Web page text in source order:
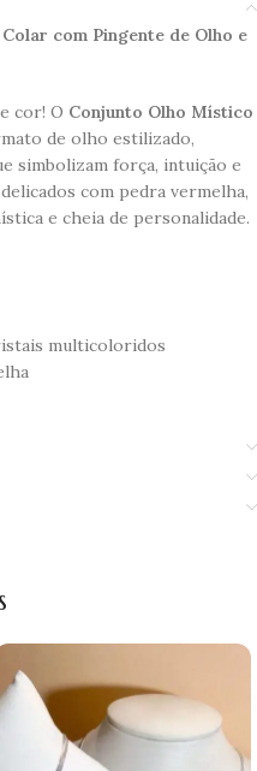
com Pingente de Olho e
cor! O Conjunto Olho Místico
de olho estilizado,
simbolizam força, intuição e
com pedra vermelha,
e cheia de personalidade.
multicoloridos